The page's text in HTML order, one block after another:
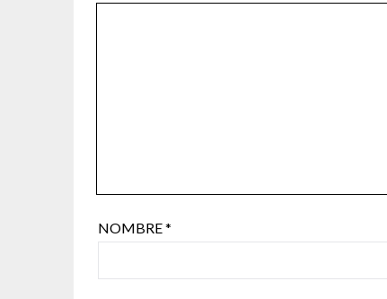
NOMBRE*